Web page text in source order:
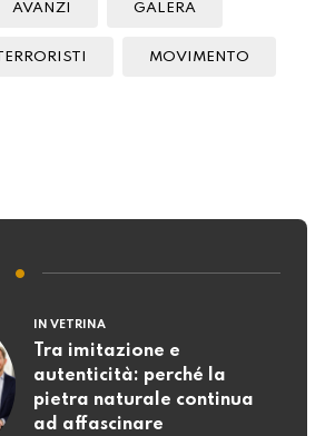
AVANZI GALERA
TERRORISTI MOVIMENTO
IN VETRINA
Tra imitazione e
autenticità: perché la
pietra naturale continua
ad affascinare